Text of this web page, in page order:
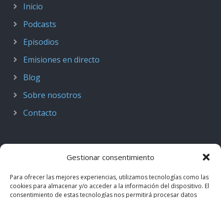
Gestionar consentimiento
Para ofrecer las mejores experiencias, utilizamos tecnologías como las
cookies para almacenar y/o acceder a la información del dispositivo. El
consentimiento de estas tecnologías nos permitirá procesar datos
Inicio
Podcasts
Episodios
Emisiones en directo
Blog
Sobre nosotros
Contacto